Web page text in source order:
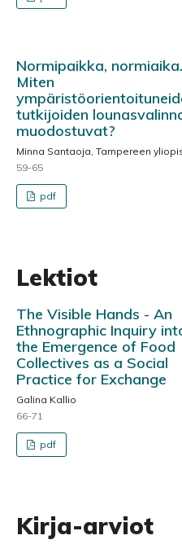
Normipaikka, normiaika.
Miten
tutkijoiden
muodostuvat?
Minna Santaoja, Tampereen
59-65
pdf
Lektiot
The Visible Hands - An
Ethnographic Inquiry
the Emergence of Food
Collectives as a Social
Practice for Exchange
Galina Kallio
66-71
pdf
Kirja-arviot